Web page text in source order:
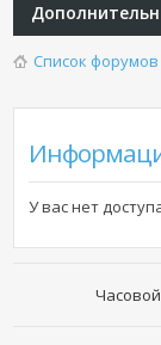
Список форумов
У вас нет